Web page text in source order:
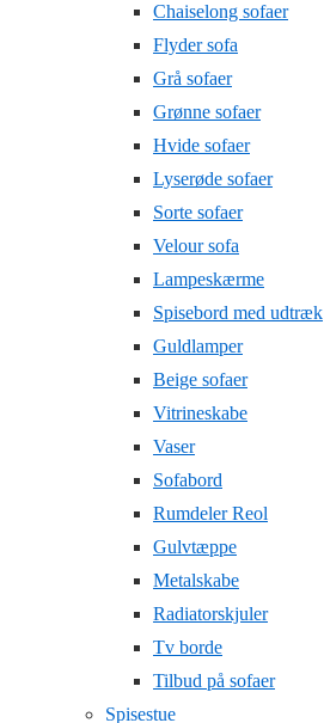
Chaiselong sofaer
Flyder sofa
Grå sofaer
Grønne sofaer
Hvide sofaer
Lyserøde sofaer
Sorte sofaer
Velour sofa
Lampeskærme
Spisebord med udtræk
Guldlamper
Beige sofaer
Vitrineskabe
Vaser
Sofabord
Rumdeler Reol
Gulvtæppe
Metalskabe
Radiatorskjuler
Tv borde
Tilbud på sofaer
Spisestue